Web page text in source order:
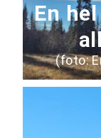
En
(foto: